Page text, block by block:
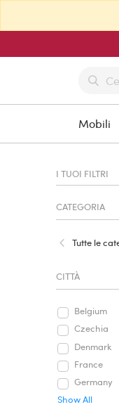
Mobili
I TUOI FILTRI
CATEGORIA
Tutte le
CITTÀ
Belgium
Czechia
Denmark
France
Germany
Show All